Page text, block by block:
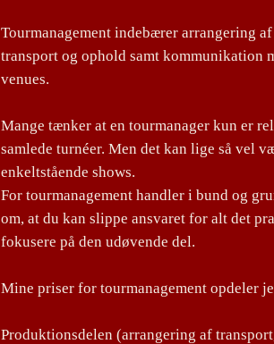
Tourmanagement indebærer arrangering
transport og ophold samt kommunikation
venues.
Mange tænker at en tourmanager kun er
samlede turnéer. Men det kan lige så vel
enkeltstående shows.
For tourmanagement handler i bund og
om, at du kan slippe ansvaret for alt det
fokusere på den udøvende del.
Mine priser for tourmanagement opdeler
Produktionsdelen (arrangering af